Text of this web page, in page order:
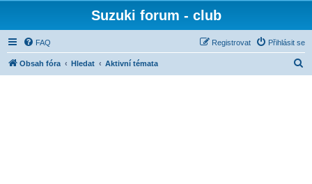
Suzuki forum - club
FAQ Přihlásit se
Registrovat
Obsah fóra Hledat Aktivní témata